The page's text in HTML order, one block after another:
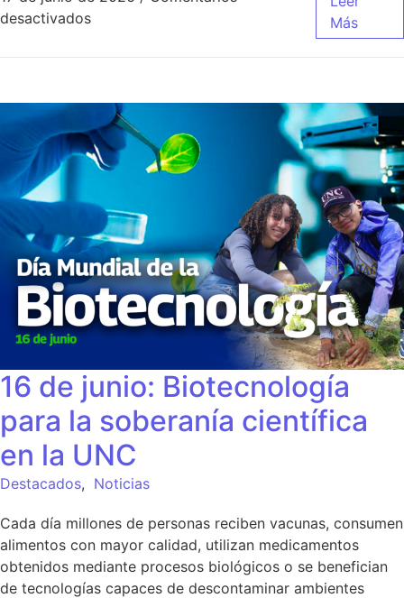
desactivados
Más
16 de junio: Biotecnología
para la soberanía científica
en la UNC
Destacados, Noticias
Cada día millones de personas reciben vacunas, consumen
alimentos con mayor calidad, utilizan medicamentos
obtenidos mediante procesos biológicos o se benefician
de tecnologías capaces de descontaminar ambientes